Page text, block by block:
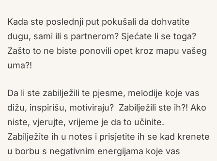
Kada ste poslednji put pokušali da dohvatite
dugu, sami ili s partnerom? Sjećate li se toga?
Zašto to ne biste ponovili opet kroz mapu vašeg
uma?!
Da li ste zabilježili te pjesme, melodije koje vas
dižu, inspirišu, motiviraju? Zabilježili ste ih?! Ako
niste, vjerujte, vrijeme je da to učinite.
Zabilježite ih u notes i prisjetite ih se kad krenete
u borbu s negativnim energijama koje vas